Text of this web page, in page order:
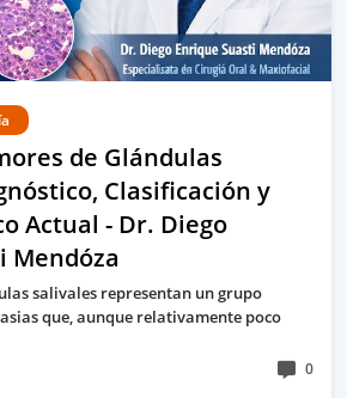
de Glándulas
Clasificación y
Actual - Dr. Diego
Mendóza
salivales representan un grupo
que, aunque relativamente poco
0